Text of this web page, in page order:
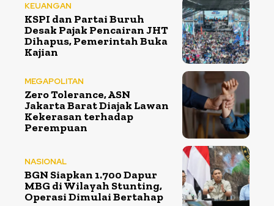
KEUANGAN
KSPI dan Partai Buruh
Desak Pajak Pencairan JHT
Dihapus, Pemerintah Buka
Kajian
MEGAPOLITAN
Zero Tolerance, ASN
Jakarta Barat Diajak Lawan
Kekerasan terhadap
Perempuan
NASIONAL
BGN Siapkan 1.700 Dapur
MBG di Wilayah Stunting,
Operasi Dimulai Bertahap